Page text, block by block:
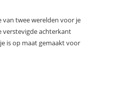
van twee werelden voor je
verstevigde achterkant
is op maat gemaakt voor